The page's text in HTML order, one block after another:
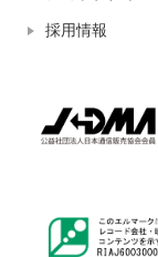
採用情報